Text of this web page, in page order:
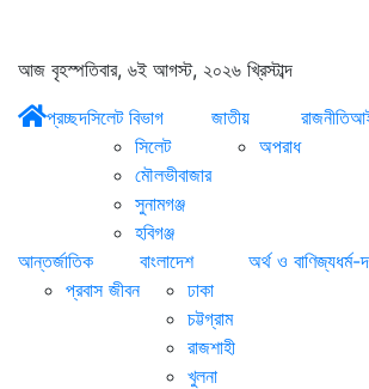
আজ বৃহস্পতিবার, ৬ই আগস্ট, ২০২৬ খ্রিস্টাব্দ
প্রচ্ছদসিলেট বিভাগ
সিলেট
মৌলভীবাজার
সুনামগঞ্জ
হবিগঞ্জ
জাতীয়
অপরাধ
রাজনীতি
আন্তর্জাতিক
প্রবাস জীবন
বাংলাদেশ
ঢাকা
চট্টগ্রাম
রাজশাহী
খুলনা
অর্থ ও বাণিজ্যধর্ম-